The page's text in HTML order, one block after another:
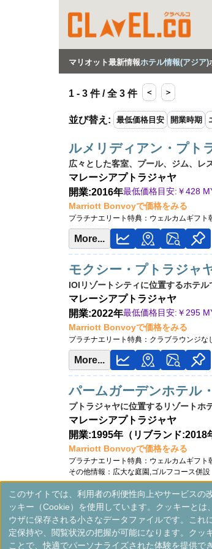
マリオット最新情報ホテル情報(アジア)
1 - 3 件 / 全 3 件 ＜ ＞
並び替え : 最低価格目安 開業時期
ルメリディアン・プト
広々とした客室、プール、ジム、レ
マレーシアプトラジャヤ
開業:2016年最低価格目安:￥428
Marriott Bonvoyで価格をみる
プラチナエリート特典： ウェルカムギフト
More...
モクシー・プトラジャ
IOIリゾートシティに位置するホテ
マレーシアプトラジャヤ
開業:2022年最低価格目安:￥ 295
Marriott Bonvoyで価格をみる
プラチナエリート特典： クラブラウンジな
More...
パームガーデンホテル
プトラジャヤに位置するリゾートホ
マレーシアプトラジャヤ
開業:1995年（リブランド:2018
Marriott Bonvoyで価格をみる
プラチナエリート特典： ウェルカムギフト
その他情報： 広大な庭園,ゴルフコース併設
More...
1 - 3 件 / 全 3 件 ＜ ＞
このサイトでは、利用者の利便性向上やサービスの
ッキー（Cookie）を使用しています。クッキーとは
ウザに保存される小さなデータファイルです。これ
定保持や、閲覧状況の把握が可能になります。クッ
ことで、快適でパーソナライズされた体験を提供で